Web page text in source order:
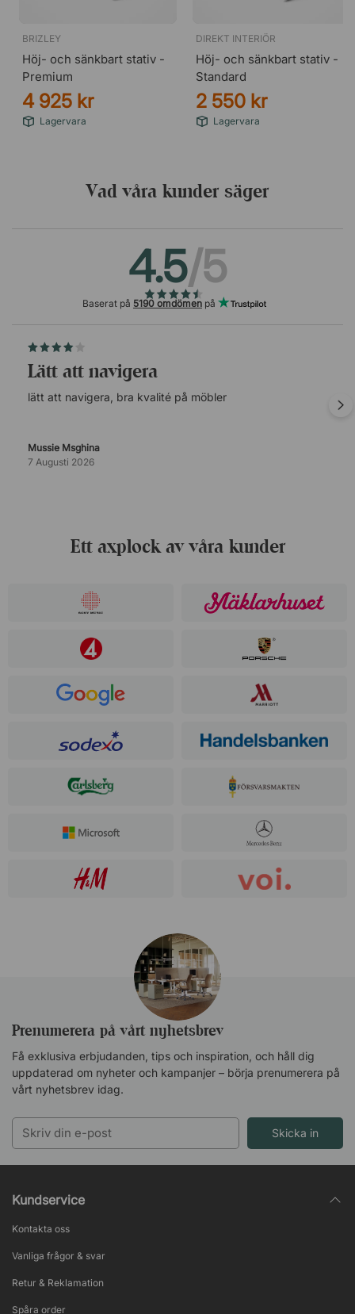
BRIZLEY
Höj- och sänkbart stativ -
Premium
4 925 kr
Lagervara
DIREKT INTERIÖR
Höj- och sänkbart stativ -
Standard
2 550 kr
Lagervara
Vad våra kunder säger
4.5/5
Baserat på 5190 omdömenpå
lätt att navigera
lätt att navigera, bra kvalité på möbler
Mussie Msghina
7 Augusti 2026
Ett axplock av våra kunder
Prenumerera på vårt nyhetsbrev
Få exklusiva erbjudanden, tips och inspiration, och håll dig
uppdaterad om nyheter och kampanjer – börja prenumerera på
vårt nyhetsbrev idag.
Skicka in
Kundservice
Kontakta oss
Vanliga frågor & svar
Retur & Reklamation
Spåra order